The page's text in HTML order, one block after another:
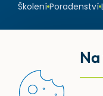
Školení Poradenství